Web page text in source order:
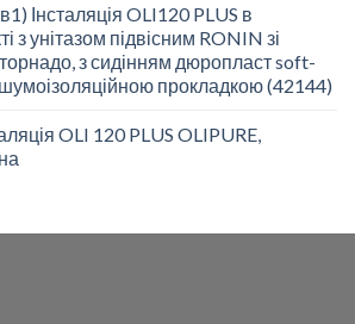
Інсталяція OLI120 PLUS в
з унітазом підвісним RONIN зі
з сидінням дюропласт soft-
прокладкою (42144)
OLI 120 PLUS OLIPURE,